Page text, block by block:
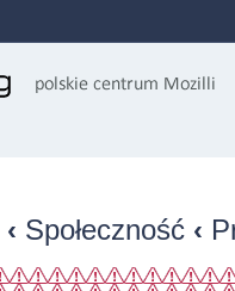
‹ Społeczność ‹